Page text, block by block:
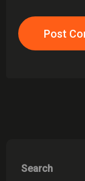
Post
Search